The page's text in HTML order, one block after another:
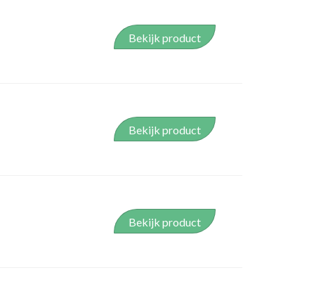
VERLOOPSTUKKEN
Bekijk product
Bekijk product
Bekijk product